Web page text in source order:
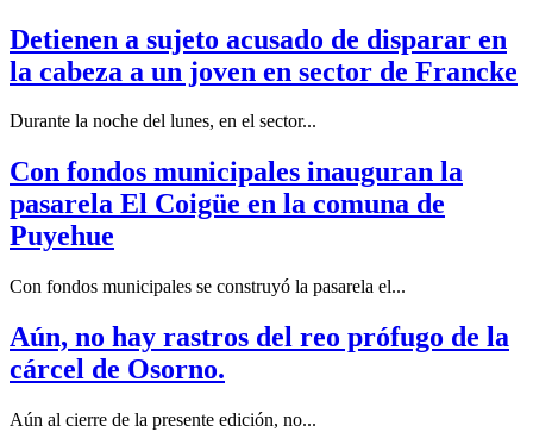
Detienen a sujeto acusado de disparar en
la cabeza a un joven en sector de Francke
Durante la noche del lunes, en el sector...
Con fondos municipales inauguran la
pasarela El Coigüe en la comuna de
Puyehue
Con fondos municipales se construyó la pasarela el...
Aún, no hay rastros del reo prófugo de la
cárcel de Osorno.
Aún al cierre de la presente edición, no...